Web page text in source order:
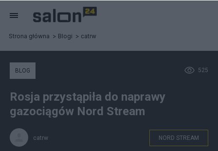
Strona główna Blogi catrw
525
BLOG
Rosja przystąpiła do naprawy
gazociągów Nord Stream
catrw NORD STREAM